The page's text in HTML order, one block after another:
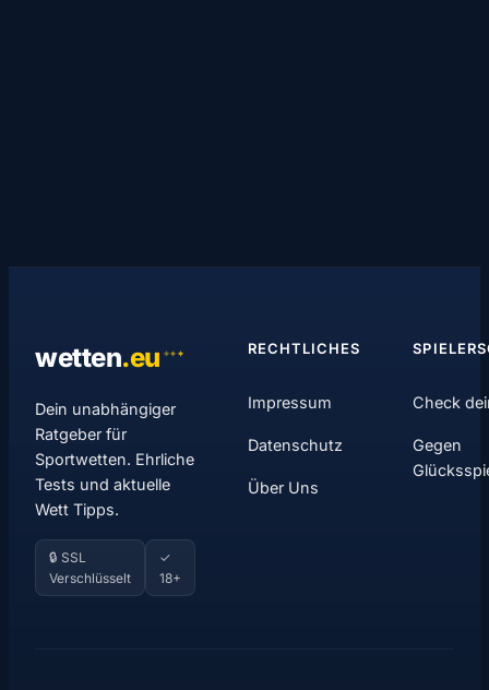
wetten.eu ✦✦ ✦
Dein unabhängiger
Ratgeber für
Sportwetten. Ehrliche
Tests und aktuelle
Wett Tipps.
🔒 SSL
Verschlüsselt
✓
18+
RECHTLICHES
Impressum
Datenschutz
Über Uns
Check
Gegen